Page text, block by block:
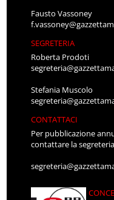
Fausto Vassoney
SEGRETERIA
Roberta Prodoti
Stefania Muscolo
CONTATTACI
Per pubblicazione
contattare la